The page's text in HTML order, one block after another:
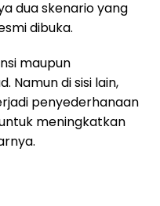
dua skenario yang
dibuka.
maupun
Namun di sisi lain,
penyederhanaan
meningkatkan